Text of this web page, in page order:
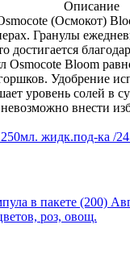
Описание
(Осмокот)
Гранулы
Osmocote Bloom
Удобрение
уровень солей в
внести
жидк.под-ка
в пакете (200)
роз, овощ.